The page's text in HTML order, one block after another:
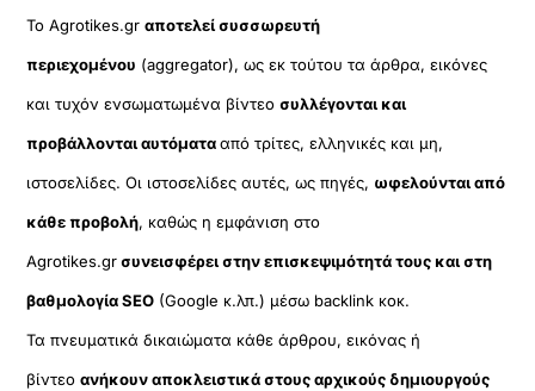
Το Agrotikes.grαποτελεί συσσωρευτή
περιεχομένου (aggregator), ως εκ τούτου τα άρθρα, εικόνες
και τυχόν ενσωματωμένα βίντεοσυλλέγονται και
προβάλλονται αυτόματααπό τρίτες, ελληνικές και μη,
ιστοσελίδες. Οι ιστοσελίδες αυτές, ως πηγές, ωφελούνται από
κάθε προβολή, καθώς η εμφάνιση στο
Agrotikes.grσυνεισφέρει στην επισκεψιμότητά τους και στη
βαθμολογία SEO (Google κ.λπ.) μέσω backlink κοκ.
Τα πνευματικά δικαιώματα κάθε άρθρου, εικόνας ή
βίντεοανήκουν αποκλειστικά στους αρχικούς δημιουργούς